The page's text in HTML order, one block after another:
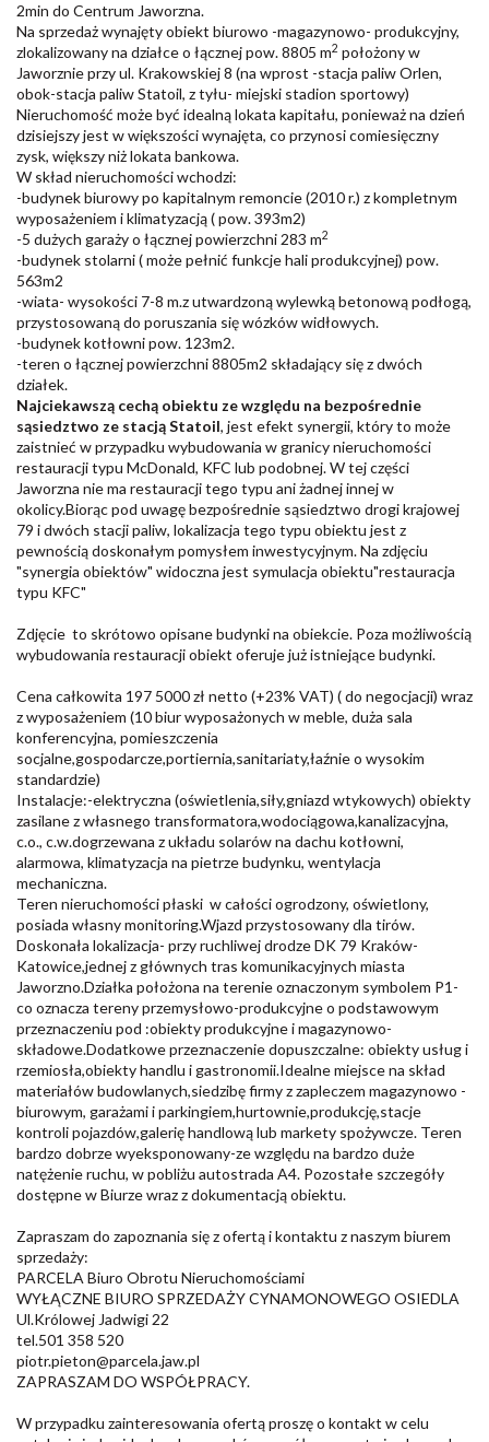
2min do Centrum Jaworzna.
Na sprzedaż wynajęty obiekt biurowo -magazynowo- produkcyjny,
zlokalizowany na działce o łącznej pow. 8805 m2 położony w
Jaworznie przy ul. Krakowskiej 8 (na wprost -stacja paliw Orlen,
obok-stacja paliw Statoil, z tyłu- miejski stadion sportowy)
Nieruchomość może być idealną lokata kapitału, ponieważ na dzień
dzisiejszy jest w większości wynajęta, co przynosi comiesięczny
zysk, większy niż lokata bankowa.
W skład nieruchomości wchodzi:
-budynek biurowy po kapitalnym remoncie (2010 r.) z kompletnym
wyposażeniem i klimatyzacją ( pow. 393m2)
-5 dużych garaży o łącznej powierzchni 283 m2
-budynek stolarni ( może pełnić funkcje hali produkcyjnej) pow.
563m2
-wiata- wysokości 7-8 m.z utwardzoną wylewką betonową podłogą,
przystosowaną do poruszania się wózków widłowych.
-budynek kotłowni pow. 123m2.
-teren o łącznej powierzchni 8805m2 składający się z dwóch
działek.
Najciekawszą cechą obiektu ze względu na bezpośrednie
sąsiedztwo ze stacją Statoil, jest efekt synergii, który to może
zaistnieć w przypadku wybudowania w granicy nieruchomości
restauracji typu McDonald, KFC lub podobnej. W tej części
Jaworzna nie ma restauracji tego typu ani żadnej innej w
okolicy.Biorąc pod uwagę bezpośrednie sąsiedztwo drogi krajowej
79 i dwóch stacji paliw, lokalizacja tego typu obiektu jest z
pewnością doskonałym pomysłem inwestycyjnym. Na zdjęciu
"synergia obiektów" widoczna jest symulacja obiektu"restauracja
typu KFC"
Zdjęcie to skrótowo opisane budynki na obiekcie. Poza możliwością
wybudowania restauracji obiekt oferuje już istniejące budynki.
Cena całkowita 197 5000 zł netto (+23% VAT) ( do negocjacji) wraz
z wyposażeniem (10 biur wyposażonych w meble, duża sala
konferencyjna, pomieszczenia
socjalne,gospodarcze,portiernia,sanitariaty,łaźnie o wysokim
standardzie)
Instalacje:-elektryczna (oświetlenia,siły,gniazd wtykowych) obiekty
zasilane z własnego transformatora,wodociągowa,kanalizacyjna,
c.o., c.w.dogrzewana z układu solarów na dachu kotłowni,
alarmowa, klimatyzacja na pietrze budynku, wentylacja
mechaniczna.
Teren nieruchomości płaski w całości ogrodzony, oświetlony,
posiada własny monitoring.Wjazd przystosowany dla tirów.
Doskonała lokalizacja- przy ruchliwej drodze DK 79 Kraków-
Katowice,jednej z głównych tras komunikacyjnych miasta
Jaworzno.Działka położona na terenie oznaczonym symbolem P1-
co oznacza tereny przemysłowo-produkcyjne o podstawowym
przeznaczeniu pod :obiekty produkcyjne i magazynowo-
składowe.Dodatkowe przeznaczenie dopuszczalne: obiekty usług i
rzemiosła,obiekty handlu i gastronomii.Idealne miejsce na skład
materiałów budowlanych,siedzibę firmy z zapleczem magazynowo -
biurowym, garażami i parkingiem,hurtownie,produkcję,stacje
kontroli pojazdów,galerię handlową lub markety spożywcze. Teren
bardzo dobrze wyeksponowany-ze względu na bardzo duże
natężenie ruchu, w pobliżu autostrada A4. Pozostałe szczegóły
dostępne w Biurze wraz z dokumentacją obiektu.
Zapraszam do zapoznania się z ofertą i kontaktu z naszym biurem
sprzedaży:
PARCELA Biuro Obrotu Nieruchomościami
WYŁĄCZNE BIURO SPRZEDAŻY CYNAMONOWEGO OSIEDLA
Ul.Królowej Jadwigi 22
tel.501 358 520
piotr.pieton@parcela.jaw.pl
ZAPRASZAM DO WSPÓŁPRACY.
W przypadku zainteresowania ofertą proszę o kontakt w celu